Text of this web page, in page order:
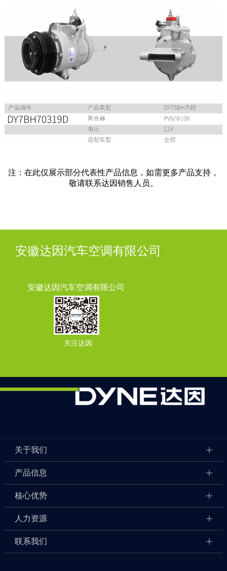
注：在此仅展示部分代表性产品信息，如需更多产品支持，
敬请联系达因销售人员。
安徽达因汽车空调有限公司
安徽达因汽车空调有限公司
关注达因
关于我们
产品信息
核心优势
人力资源
联系我们